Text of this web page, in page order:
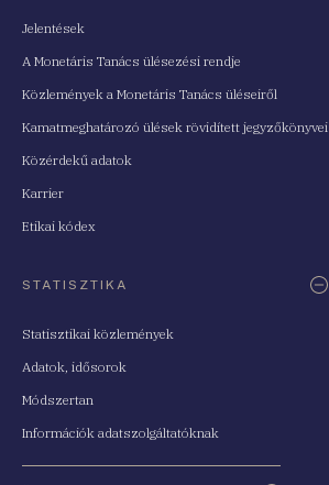
Jelentések
A Monetáris Tanács ülésezési rendje
Közlemények a Monetáris Tanács üléseiről
Kamatmeghatározó ülések rövidített jegyzőkönyvei
Közérdekű adatok
Karrier
Etikai kódex
STATISZTIKA
Statisztikai közlemények
Adatok, idősorok
Módszertan
Információk adatszolgáltatóknak